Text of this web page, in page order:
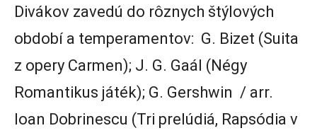
Divákov zavedú do rôznych štýlových
období a temperamentov: G. Bizet (Suita
z opery Carmen); J. G. Gaál (Négy
Romantikus játék); G. Gershwin / arr.
Ioan Dobrinescu (Tri prelúdiá, Rapsódia v